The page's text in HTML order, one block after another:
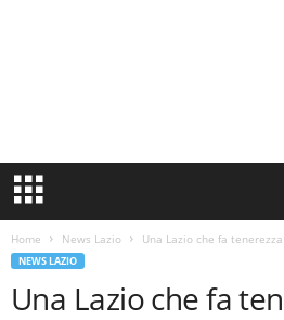
n
Home News Lazio Una Lazio che fa tenerezza
NEWS LAZIO
Una Lazio che fa